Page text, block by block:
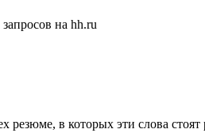
резюме, в которых эти слова стоят